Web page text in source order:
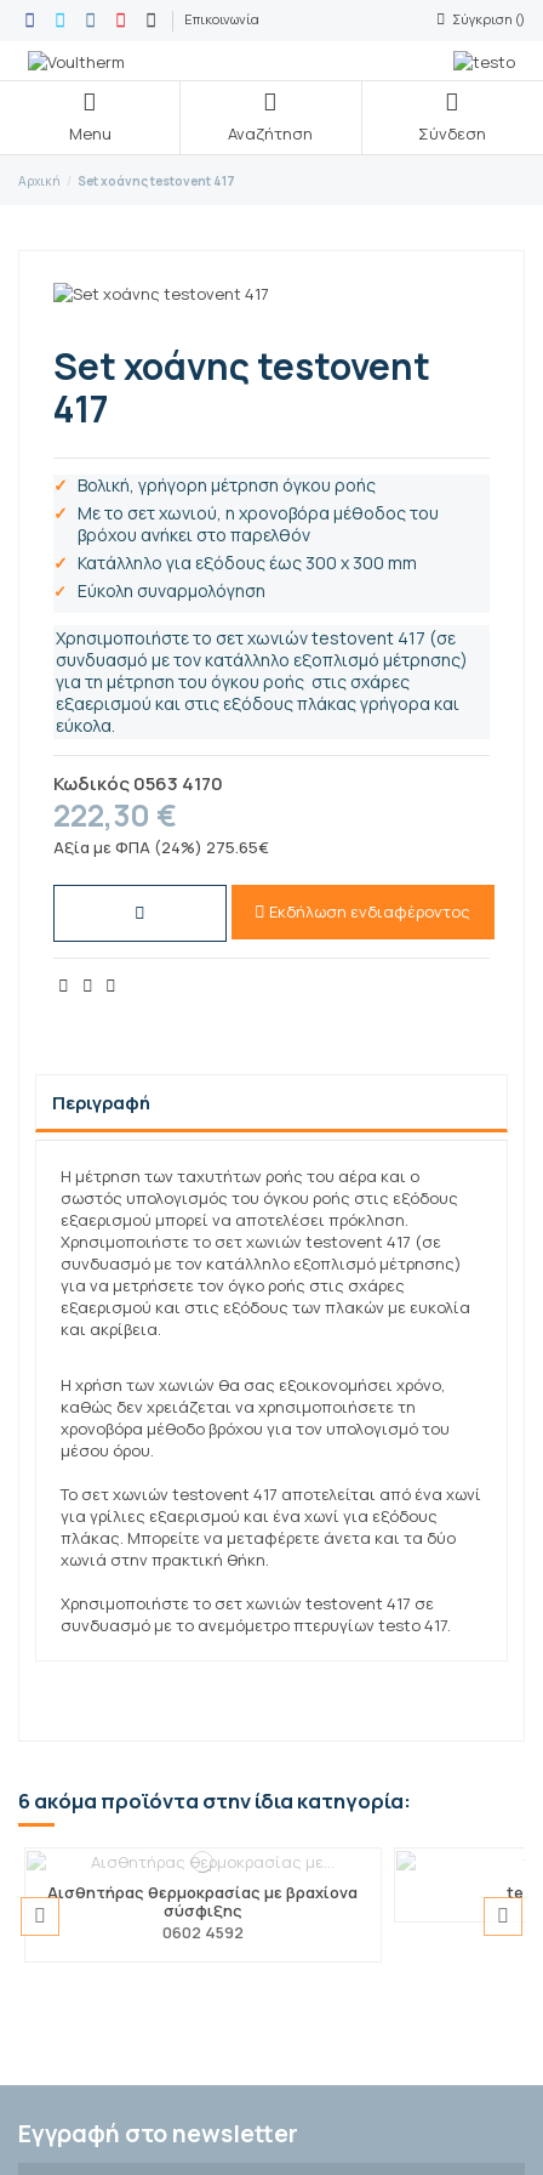
Επικοινωνία Σύγκριση ()
Menu Αναζήτηση Σύνδεση
Αρχική Set χοάνης testovent 417
Set χοάνης testovent
417
Βολική, γρήγορη μέτρηση όγκου ροής
Με το σετ χωνιού, η χρονοβόρα μέθοδος του
βρόχου ανήκει στο παρελθόν
Κατάλληλο για εξόδους έως 300 x 300 mm
Εύκολη συναρμολόγηση
Χρησιμοποιήστε το σετ χωνιών testovent 417 (σε
συνδυασμό με τον κατάλληλο εξοπλισμό μέτρησης)
για τη μέτρηση του όγκου ροής στις σχάρες
εξαερισμού και στις εξόδους πλάκας γρήγορα και
εύκολα.
Κωδικός 0563 4170
222,30 €
Αξία με ΦΠΑ (24%) 275.65€
Εκδήλωση ενδιαφέροντος
Περιγραφή
Η μέτρηση των ταχυτήτων ροής του αέρα και ο
σωστός υπολογισμός του όγκου ροής στις εξόδους
εξαερισμού μπορεί να αποτελέσει πρόκληση.
Χρησιμοποιήστε το σετ χωνιών testovent 417 (σε
συνδυασμό με τον κατάλληλο εξοπλισμό μέτρησης)
για να μετρήσετε τον όγκο ροής στις σχάρες
εξαερισμού και στις εξόδους των πλακών με ευκολία
και ακρίβεια.
Η χρήση των χωνιών θα σας εξοικονομήσει χρόνο,
καθώς δεν χρειάζεται να χρησιμοποιήσετε τη
χρονοβόρα μέθοδο βρόχου για τον υπολογισμό του
μέσου όρου.
Το σετ χωνιών testovent 417 αποτελείται από ένα χωνί
για γρίλιες εξαερισμού και ένα χωνί για εξόδους
πλάκας. Μπορείτε να μεταφέρετε άνετα και τα δύο
χωνιά στην πρακτική θήκη.
Χρησιμοποιήστε το σετ χωνιών testovent 417 σε
συνδυασμό με το ανεμόμετρο πτερυγίων testo 417.
6 ακόμα προϊόντα στην ίδια κατηγορία:
Αισθητήρας θερμοκρασίας με βραχίονα
σύσφιξης
0602 4592
Εγγραφή στο newsletter